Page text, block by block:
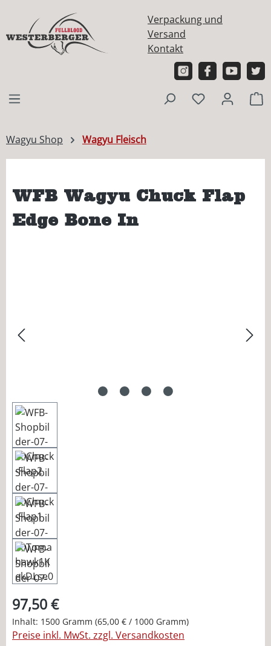
Verpackung und
Versand
Kontakt
Wagyu Shop Wagyu Fleisch
WFB Wagyu Chuck Flap
Edge Bone In
97,50 €
Inhalt: 1500 Gramm (65,00 € / 1000 Gramm)
Preise inkl. MwSt. zzgl. Versandkosten